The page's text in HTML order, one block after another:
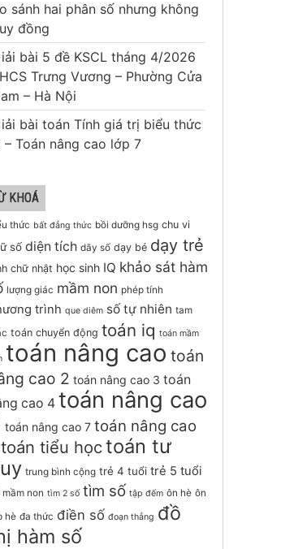
sánh hai phân số nhưng không
đồng
bài 5 đề KSCL tháng 4/2026
Trưng Vương – Phường Cửa
– Hà Nội
bài toán Tính giá trị biểu thức
– Toán nâng cao lớp 7
KHOÁ
thức bất đẳng thức bồi dưỡng hsg chu vi
số diện tích dãy số dạy bé dạy trẻ
chữ nhật học sinh IQ khảo sát hàm
lượng giác mầm non phép tính
trình que diêm số tự nhiên tam
toán chuyển động toán iq toán mầm
toán nâng cao toán
cao 2 toán nâng cao 3 toán
cao 4 toán nâng cao
toán nâng cao 7 toán nâng cao
toán tiểu họctoán tư
trung bình cộng trẻ 4 tuổi trẻ 5 tuổi
mầm non tìm 2 số tìm số tập đếm ôn hè ôn
hè đa thức điền số đoạn thẳng đồ
hàm số